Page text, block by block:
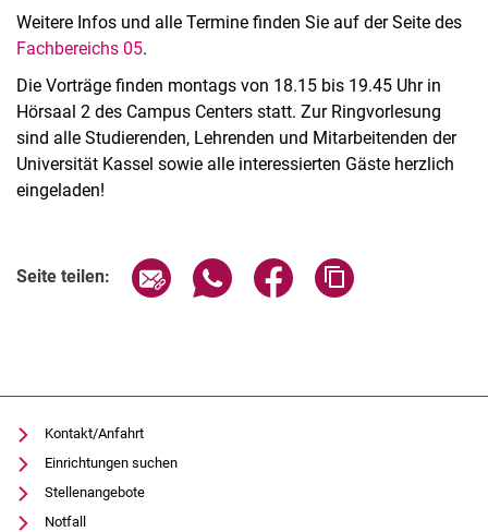
Weitere Infos und alle Termine finden Sie auf der Seite des
Fachbereichs 05.
Die Vorträge finden montags von 18.15 bis 19.45 Uhr in
Hörsaal 2 des Campus Centers statt. Zur Ringvorlesung
sind alle Studierenden, Lehrenden und Mitarbeitenden der
Universität Kassel sowie alle interessierten Gäste herzlich
eingeladen!
Seite teilen: Seite über E-Mail teilen
Seite über WhatsApp teilen
Seite über Facebook
Kontakt/Anfahrt
Einrichtungen suchen
Stellenangebote
Notfall